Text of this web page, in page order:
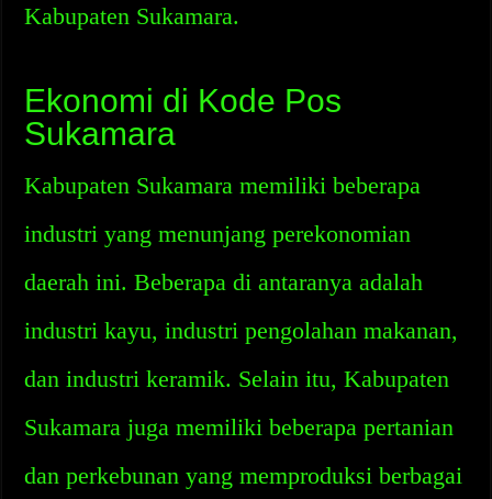
Kabupaten Sukamara.
Ekonomi di Kode Pos
Sukamara
Kabupaten Sukamara memiliki beberapa
industri yang menunjang perekonomian
daerah ini. Beberapa di antaranya adalah
industri kayu, industri pengolahan makanan,
dan industri keramik. Selain itu, Kabupaten
Sukamara juga memiliki beberapa pertanian
dan perkebunan yang memproduksi berbagai